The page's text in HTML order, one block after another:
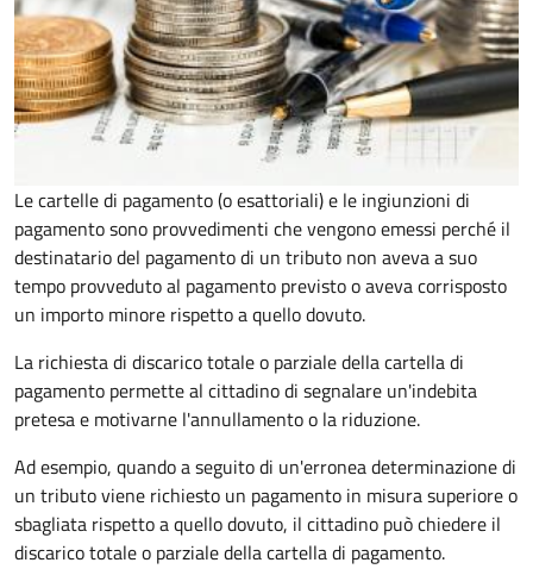
Le cartelle di pagamento (o esattoriali) e le ingiunzioni di
pagamento sono provvedimenti che vengono emessi perché il
destinatario del pagamento di un tributo non aveva a suo
tempo provveduto al pagamento previsto o aveva corrisposto
un importo minore rispetto a quello dovuto.
La richiesta di discarico totale o parziale della cartella di
pagamento permette al cittadino di segnalare un'indebita
pretesa e motivarne l'annullamento o la riduzione.
Ad esempio, quando a seguito di un'erronea determinazione di
un tributo viene richiesto un pagamento in misura superiore o
sbagliata rispetto a quello dovuto, il cittadino può chiedere il
discarico totale o parziale della cartella di pagamento.